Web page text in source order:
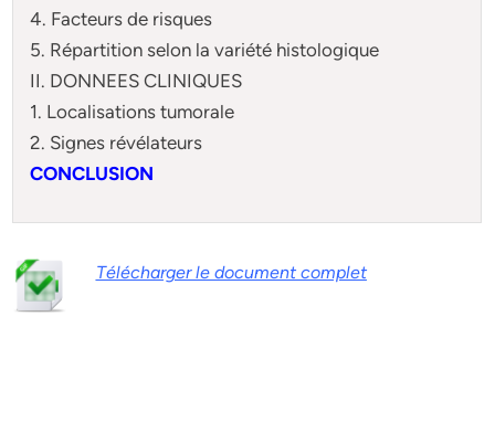
4. Facteurs de risques
5. Répartition selon la variété histologique
II. DONNEES CLINIQUES
1. Localisations tumorale
2. Signes révélateurs
CONCLUSION
Télécharger le document complet